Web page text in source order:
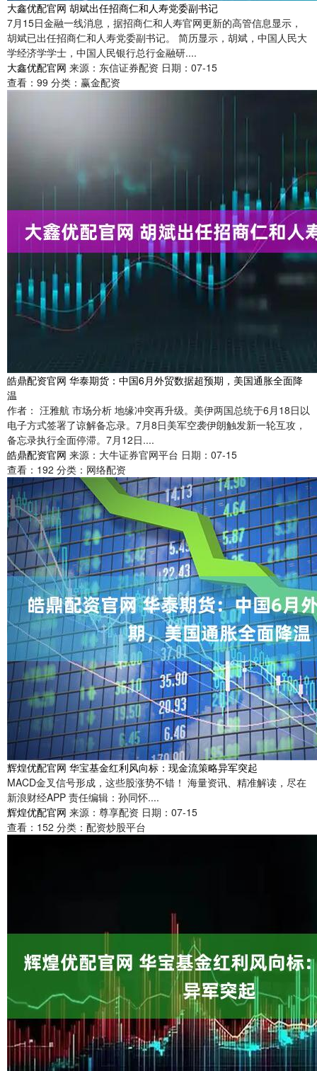
大鑫优配官网 胡斌出任招商仁和人寿党委副书记
7月15日金融一线消息，据招商仁和人寿官网更新的高管信息显示，
胡斌已出任招商仁和人寿党委副书记。 简历显示，胡斌，中国人民大
学经济学学士，中国人民银行总行金融研....
大鑫优配官网 来源：东信证券配资 日期：07-15
查看： 99 分类： 赢金配资
皓鼎配资官网 华泰期货：中国6月外贸数据超预期，美国通胀全面降
温
作者： 汪雅航 市场分析 地缘冲突再升级。美伊两国总统于6月18日以
电子方式签署了谅解备忘录。7月8日美军空袭伊朗触发新一轮互攻，
备忘录执行全面停滞。7月12日....
皓鼎配资官网 来源：大牛证券官网平台 日期：07-15
查看： 192 分类： 网络配资
辉煌优配官网 华宝基金红利风向标：现金流策略异军突起
MACD金叉信号形成，这些股涨势不错！ 海量资讯、精准解读，尽在
新浪财经APP 责任编辑：孙同怀....
辉煌优配官网 来源：尊享配资 日期：07-15
查看： 152 分类： 配资炒股平台